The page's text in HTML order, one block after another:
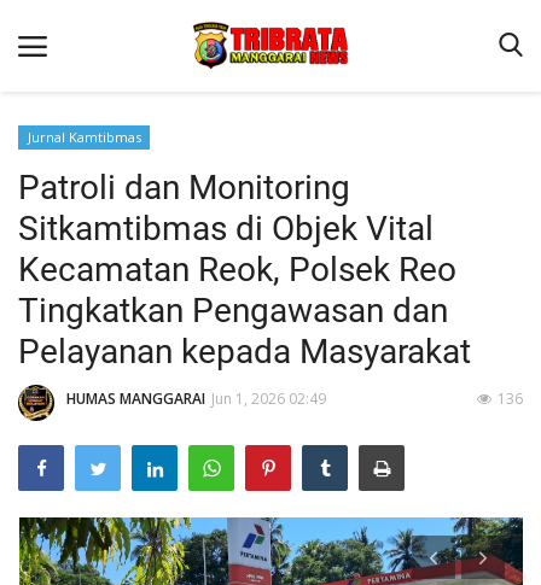
Beranda
Binkam
Kapolres Manggarai Imbau Masyarakat Waspada Cuaca
Kapolres Manggarai Imbau Masyarakat Waspada Cuaca
Reskrim
Lantas
Giat Ops
Polisi Kita
Mitra Polisi
Jurnal Kamtibmas
Patroli dan Monitoring
Sitkamtibmas di Objek Vital
Kecamatan Reok, Polsek Reo
Tingkatkan Pengawasan dan
Pelayanan kepada Masyarakat
HUMAS MANGGARAI Jun 1, 2026 02:49 136